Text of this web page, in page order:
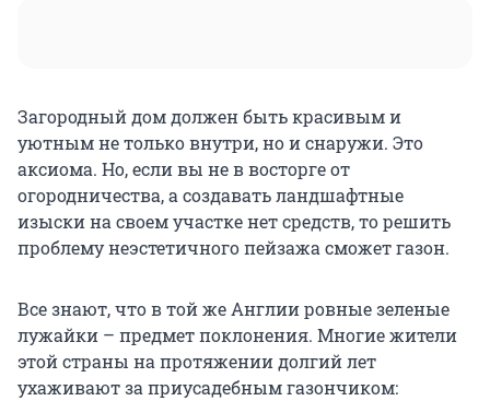
Загородный дом должен быть красивым и
уютным не только внутри, но и снаружи. Это
аксиома. Но, если вы не в восторге от
огородничества, а создавать ландшафтные
изыски на своем участке нет средств, то решить
проблему неэстетичного пейзажа сможет газон.
Все знают, что в той же Англии ровные зеленые
лужайки – предмет поклонения. Многие жители
этой страны на протяжении долгий лет
ухаживают за приусадебным газончиком: